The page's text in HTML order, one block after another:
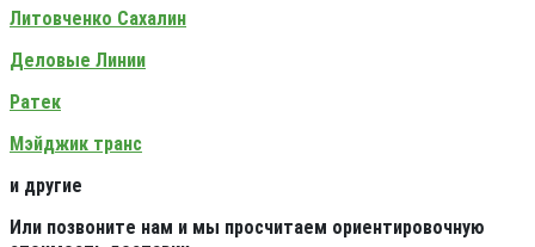
Литовченко Сахалин
Деловые Линии
Ратек
Мэйджик транс
и другие
Или позвоните нам и мы просчитаем ориентировочную